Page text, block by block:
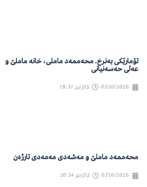
تۆمارێکی بەنرخ. محەممەد ماملی، خانە ماملێ و
عەلی حەسەنیانی
07/20/2026 کاتژمێر 18:37
محەممەد ماملێ و مەشەدی مەمەدی تارژەن
07/16/2026 کاتژمێر 20:54